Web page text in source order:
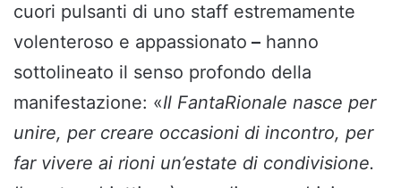
cuori pulsanti di uno staff estremamente
volenteroso e appassionato – hanno
sottolineato il senso profondo della
manifestazione: «Il FantaRionale nasce per
unire, per creare occasioni di incontro, per
far vivere ai rioni un’estate di condivisione.